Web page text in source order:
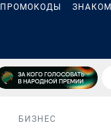
ПРОМОКОДЫ
БИЗНЕС